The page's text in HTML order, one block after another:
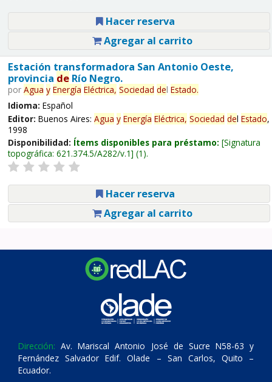
Hacer reserva
Agregar al carrito
Estación transformadora San Antonio Oeste,
provincia deRío Negro.
por Agua y Energía Eléctrica, Sociedad del Estado.
Idioma: Español
Editor: Buenos Aires: Agua y Energía Eléctrica, Sociedad del Estado,
1998
Disponibilidad: Ítems disponibles para préstamo: Signatura
topográfica: 621.374.5/A282/v.1 (1).
Hacer reserva
Agregar al carrito
Dirección: Av. Mariscal Antonio José de Sucre N58-63 y
Fernández Salvador Edif. Olade – San Carlos, Quito –
Ecuador.